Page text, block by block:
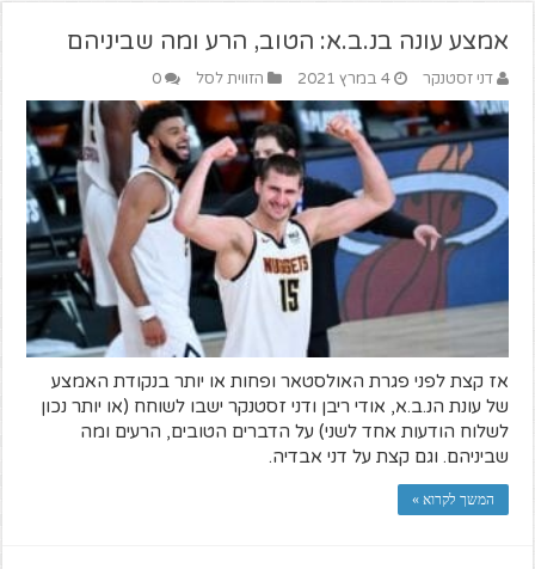
אמצע עונה בנ.ב.א: הטוב, הרע ומה שביניהם
דני זסטנקר 4 במרץ 2021 הזווית לסל 0
אז קצת לפני פגרת האולסטאר ופחות או יותר בנקודת האמצע
של עונת הנ.ב.א, אודי ריבן ודני זסטנקר ישבו לשוחח (או יותר נכון
לשלוח הודעות אחד לשני) על הדברים הטובים, הרעים ומה
שביניהם. וגם קצת על דני אבדיה.
המשך לקרוא »